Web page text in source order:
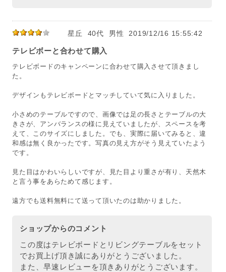
星丘 40代 男性 2019/12/16 15:55:42
テレビボーと合わせて購入
テレビボードのキャンペーンに合わせて購入させて頂きまし
た。
デザインもテレビボードとマッチしていて気に入りました。
小さめのテーブルですので、画像では足の長さとテーブルの大
きさが、アンバランスの様に見えていましたが、スペースを考
えて、このサイズにしました。でも、実際に届いてみると、違
和感は無く良かったです。写真の見え方がそう見えていたよう
です。
見た目はかわいらしいですが、見た目より重さが有り、天然木
と言う事をあらためて感じます。
遠方でも送料無料にて送って頂いたのは助かりました。
ショップからのコメント
この度はテレビボードとリビングテーブルをセット
でお買上げ頂き誠にありがとうございました。
また、早速レビューを頂きありがとうございます。